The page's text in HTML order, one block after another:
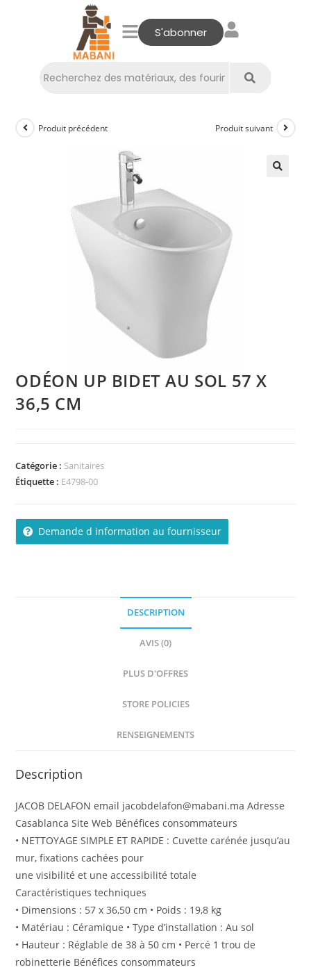
S'abonner
Produit précédent Produit suivant
ODÉON UP BIDET AU SOL 57 X
36,5 CM
Catégorie : Sanitaires
Étiquette : E4798-00
Demande d information au fournisseur
DESCRIPTION
AVIS (0)
PLUS D'OFFRES
STORE POLICIES
RENSEIGNEMENTS
Description
JACOB DELAFON email jacobdelafon@mabani.ma Adresse
Casablanca Site Web Bénéfices consommateurs
• NETTOYAGE SIMPLE ET RAPIDE : Cuvette carénée jusqu’au
mur, fixations cachées pour
une visibilité et une accessibilité totale
Caractéristiques techniques
• Dimensions : 57 x 36,50 cm • Poids : 19,8 kg
• Matériau : Céramique • Type d’installation : Au sol
• Hauteur : Réglable de 38 à 50 cm • Percé 1 trou de
robinetterie Bénéfices consommateurs